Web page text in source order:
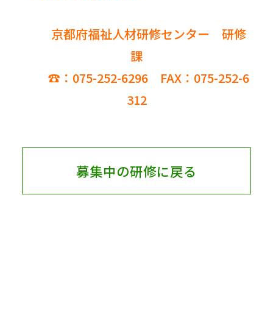
京都府福祉人材研修センター 研修
課
☎：075-252-6296 FAX：075-252-6
312
募集中の研修に戻る